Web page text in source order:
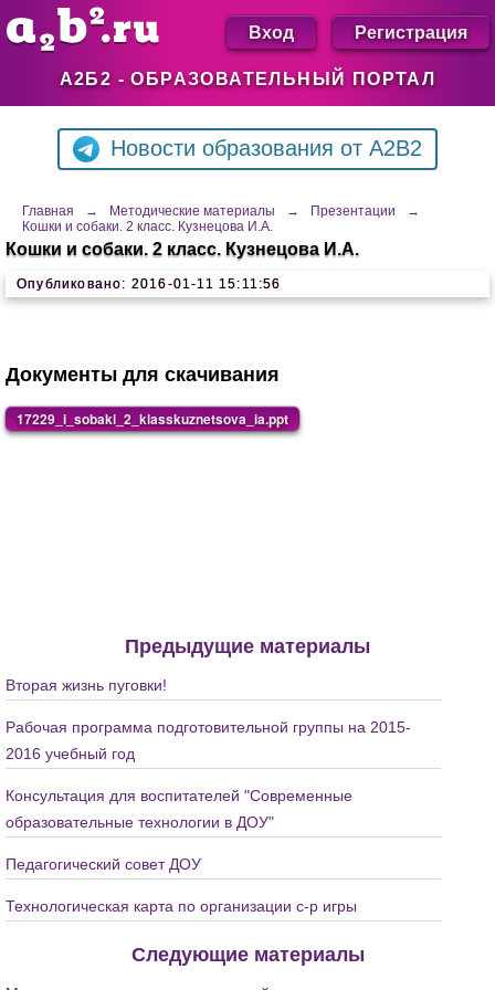
А2Б2 - ОБРАЗОВАТЕЛЬНЫЙ ПОРТАЛ
Вход Регистрация
Новости образования от A2B2
Главная → Методические материалы → Презентации
→
Кошки и собаки. 2 класс. Кузнецова И.А.
Кошки и собаки. 2 класс. Кузнецова И.А.
Опубликовано: 2016-01-11 15:11:56
Документы для скачивания
17229_i_sobaki_2_klasskuznetsova_ia.ppt
Предыдущие материалы
Вторая жизнь пуговки!
Рабочая программа подготовительной группы на 2015-
2016 учебный год
Консультация для воспитателей "Современные
образовательные технологии в ДОУ"
Педагогический совет ДОУ
Технологическая карта по организации с-р игры
Следующие материалы